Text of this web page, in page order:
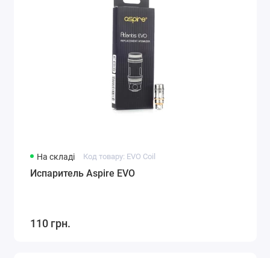
На складі Код товару: EVO Coil
Испаритель Aspire EVO
110 грн.